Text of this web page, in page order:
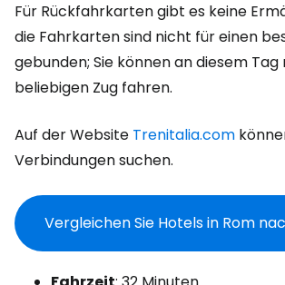
Für Rückfahrkarten gibt es keine
die Fahrkarten sind nicht für einen
gebunden; Sie können an diesem
beliebigen Zug fahren.
Auf der Website Trenitalia.com
Verbindungen suchen.
Vergleichen Sie Hotels in Rom